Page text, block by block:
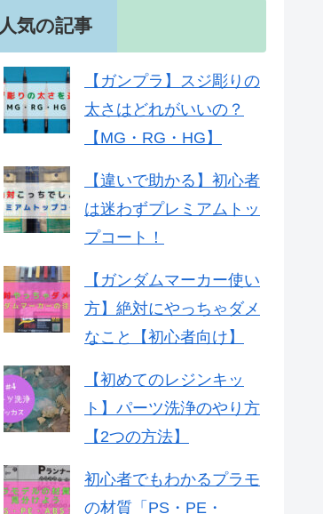
人気の記事
【ガンプラ】スジ彫りの
太さはどれがいいの？
【MG・RG・HG】
【違いで助かる】初心者
は迷わずプレミアムトッ
プコート！
【ガンダムマーカー使い
方】絶対にやっちゃダメ
なこと【初心者向け】
【初めてのレジンキッ
ト】パーツ洗浄のやり方
【2つの方法】
初心者でもわかるプラモ
の材質「PS・PE・